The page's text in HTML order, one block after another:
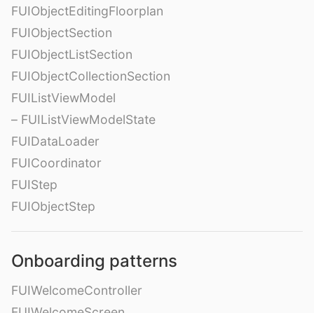
FUIObjectEditingFloorplan
FUIObjectSection
FUIObjectListSection
FUIObjectCollectionSection
FUIListViewModel
– FUIListViewModelState
FUIDataLoader
FUICoordinator
FUIStep
FUIObjectStep
Onboarding patterns
FUIWelcomeController